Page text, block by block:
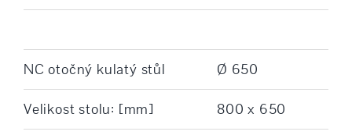
NC otočný kulatý stůl Ø 650
Velikost stolu: [mm] 800 x 650